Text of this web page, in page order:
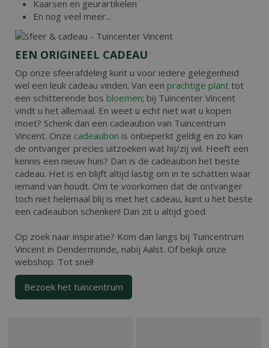
Kaarsen en geurartikelen
En nog veel meer...
EEN ORIGINEEL CADEAU
Op onze sfeerafdeling kunt u voor iedere gelegenheid
wel een leuk cadeau vinden. Van een prachtige plant tot
een schitterende bos bloemen; bij Tuincenter Vincent
vindt u het allemaal. En weet u echt niet wat u kopen
moet? Schenk dan een cadeaubon van Tuincentrum
Vincent. Onze cadeaubon is onbeperkt geldig en zo kan
de ontvanger precies uitzoeken wat hij/zij wil. Heeft een
kennis een nieuw huis? Dan is de cadeaubon het beste
cadeau. Het is en blijft altijd lastig om in te schatten waar
iemand van houdt. Om te voorkomen dat de ontvanger
toch niet helemaal blij is met het cadeau, kunt u het beste
een cadeaubon schenken! Dan zit u altijd goed.
Op zoek naar inspiratie? Kom dan langs bij Tuincentrum
Vincent in Dendermonde, nabij Aalst. Of bekijk onze
webshop. Tot snel!
Bezoek het tuincentrum